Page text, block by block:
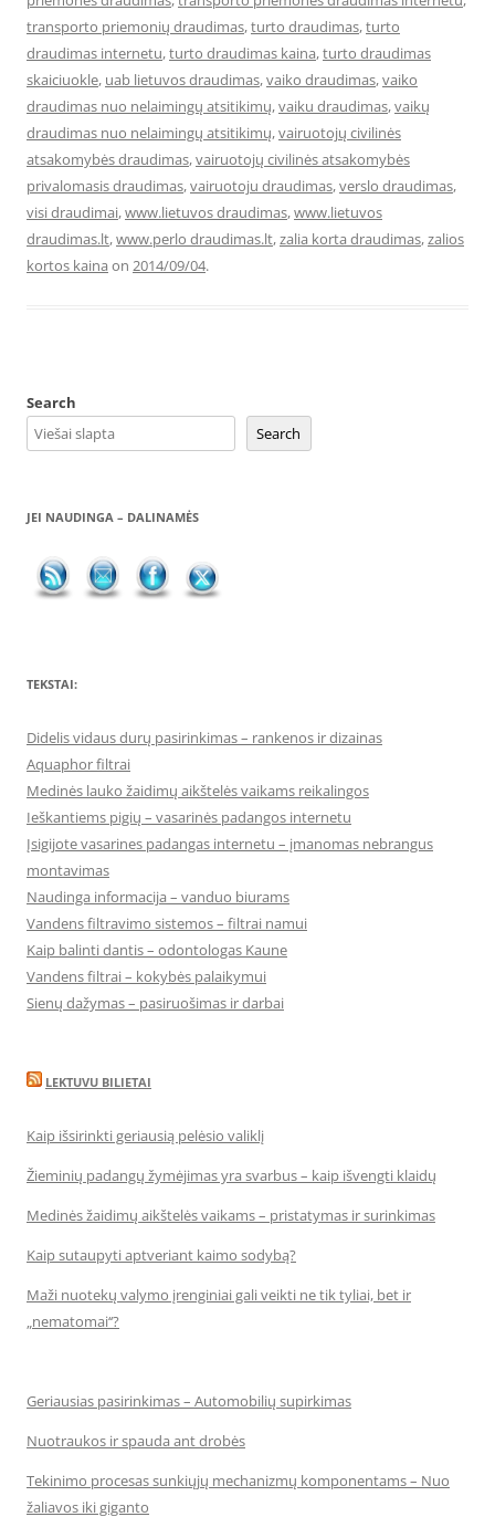
transporto priemonių draudimas,turto draudimas,turto
draudimas internetu,turto draudimas kaina,turto draudimas
skaiciuokle, uab lietuvos draudimas,vaiko draudimas,vaiko
draudimas nuo nelaimingų atsitikimų,vaiku draudimas,vaikų
draudimas nuo nelaimingų atsitikimų,vairuotojų civilinės
atsakomybės draudimas,vairuotojų civilinės atsakomybės
privalomasis draudimas,vairuotoju draudimas,verslo draudimas,
visi draudimai,www.lietuvos draudimas,www.lietuvos
draudimas.lt,www.perlo draudimas.lt,zalia korta draudimas,zalios
kortos kaina on 2014/09/04.
Search
Search
JEI NAUDINGA – DALINAMĖS
TEKSTAI:
Didelis vidaus durų pasirinkimas – rankenos ir dizainas
Aquaphor filtrai
Medinės lauko žaidimų aikštelės vaikams reikalingos
Ieškantiems pigių – vasarinės padangos internetu
Įsigijote vasarines padangas internetu – įmanomas nebrangus
montavimas
Naudinga informacija – vanduo biurams
Vandens filtravimo sistemos – filtrai namui
Kaip balinti dantis – odontologas Kaune
Vandens filtrai – kokybės palaikymui
Sienų dažymas – pasiruošimas ir darbai
LEKTUVU BILIETAI
Kaip išsirinkti geriausią pelėsio valiklį
Žieminių padangų žymėjimas yra svarbus – kaip išvengti klaidų
Medinės žaidimų aikštelės vaikams – pristatymas ir surinkimas
Kaip sutaupyti aptveriant kaimo sodybą?
Maži nuotekų valymo įrenginiai gali veikti ne tik tyliai, bet ir
„nematomai‘‘?
Geriausias pasirinkimas – Automobilių supirkimas
Nuotraukos ir spauda ant drobės
Tekinimo procesas sunkiųjų mechanizmų komponentams – Nuo
žaliavos iki giganto